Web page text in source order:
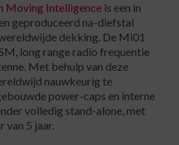
Moving Intelligenceis een in
geproduceerd na-diefstal
dekking. De Mi01
long range radio frequentie
Met behulp van deze
nauwkeurig te
power-caps en interne
volledig stand-alone, met
van 5 jaar.